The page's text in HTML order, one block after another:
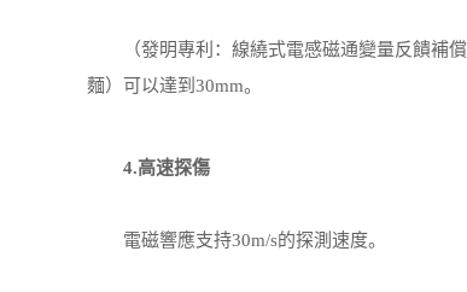
（發明專利：線繞式電感磁通變量反饋補償
麵）可以達到30mm。
4.高速探傷
電磁響應支持30m/s的探測速度。